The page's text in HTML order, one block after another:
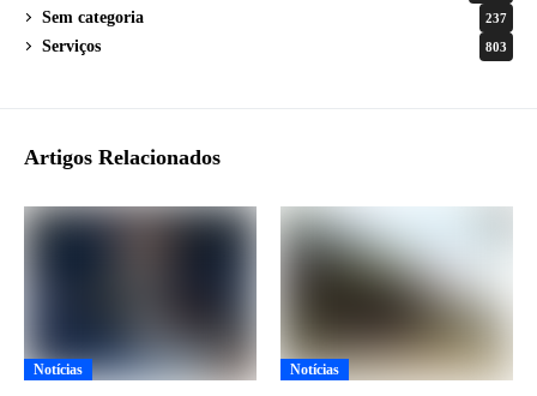
Sem categoria 237
Serviços 803
Artigos Relacionados
Notícias Notícias